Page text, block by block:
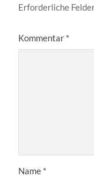
Erforderliche
Kommentar *
Name *